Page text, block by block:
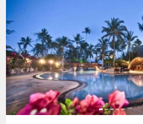
Indietro